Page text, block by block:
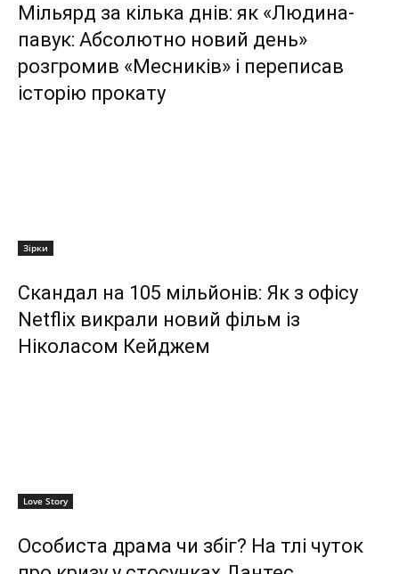
Мільярд за кілька днів: як «Людина-
павук: Абсолютно новий день»
розгромив «Месників» і переписав
історію прокату
Зірки
Скандал на 105 мільйонів: Як з офісу
Netflix викрали новий фільм із
Ніколасом Кейджем
Love Story
Особиста драма чи збіг? На тлі чуток